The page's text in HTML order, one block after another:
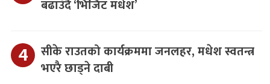
बढाउँदै ‘भिजिट मधेश’
सीके राउतको कार्यक्रममा जनलहर, मधेश स्वतन्त्र
भएरै छाड्ने दाबी